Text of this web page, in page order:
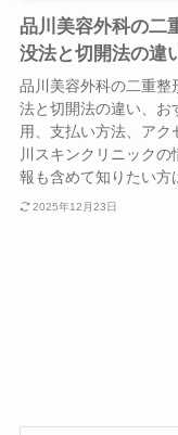
品川美容外科の二
没法と切開法の違
品川美容外科の二重整
法と切開法の違い、お
用、支払い方法、ア
川スキンクリニック
報も含めて知りたい方
2025年12月23日